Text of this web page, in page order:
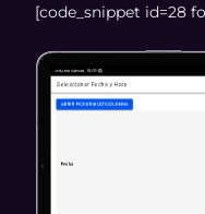
[code_snippet id=28